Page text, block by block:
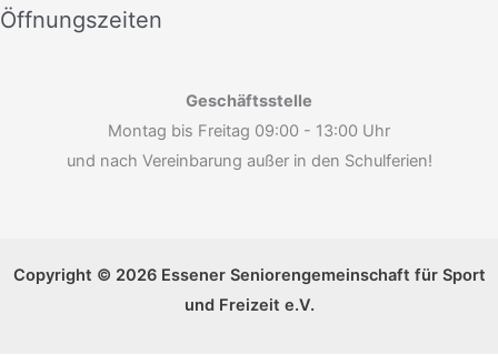
Öffnungszeiten
Geschäftsstelle
Montag bis Freitag 09:00 - 13:00 Uhr
und nach Vereinbarung außer in den Schulferien!
Copyright © 2026 Essener Seniorengemeinschaft für Sport
und Freizeit e.V.